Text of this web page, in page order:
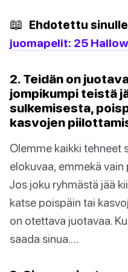
📖 Ehdotettu
juomapelit: 25
2. Teidän on
jompikumpi teistä
sulkemisesta,
kasvojen
Olemme kaikki tehneet
elokuvaa, emmekä
Jos joku ryhmästä jää
katse poispäin tai
on otettava juotavaa.
saada sinua.…